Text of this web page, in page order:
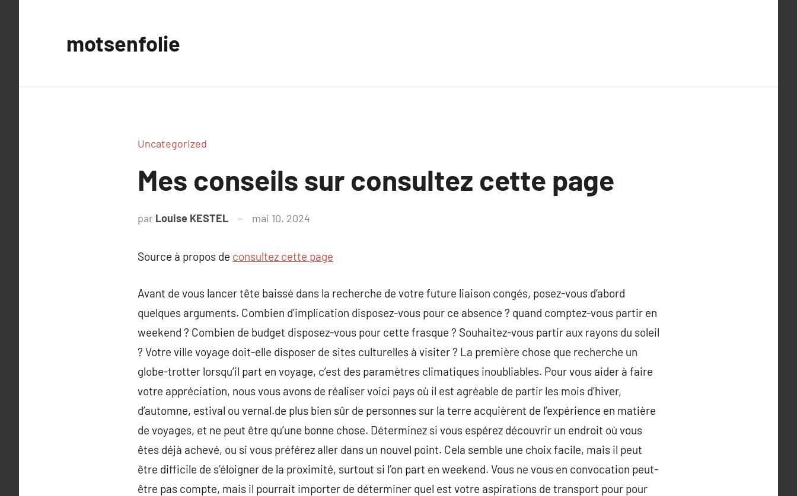
motsenfolie
Uncategorized
Mes conseils sur consultez cette page
par Louise KESTEL mai 10, 2024
Source à propos de consultez cette page
Avant de vous lancer tête baissé dans la recherche de votre future liaison congés, posez-vous d’abord
quelques arguments. Combien d’implication disposez-vous pour ce absence ? quand comptez-vous partir en
weekend ? Combien de budget disposez-vous pour cette frasque ? Souhaitez-vous partir aux rayons du soleil
? Votre ville voyage doit-elle disposer de sites culturelles à visiter ? La première chose que recherche un
globe-trotter lorsqu’il part en voyage, c’est des paramètres climatiques inoubliables. Pour vous aider à faire
votre appréciation, nous vous avons de réaliser voici pays où il est agréable de partir les mois d’hiver,
d’automne, estival ou vernal.de plus bien sûr de personnes sur la terre acquièrent de l’expérience en matière
de voyages, et ne peut être qu’une bonne chose. Déterminez si vous espérez découvrir un endroit où vous
êtes déjà achevé, ou si vous préférez aller dans un nouvel point. Cela semble une choix facile, mais il peut
être difficile de s’éloigner de la proximité, surtout si l’on part en weekend. Vous ne vous en convocation peut-
être pas compte, mais il pourrait importer de déterminer quel est votre aspirations de transport pour pour